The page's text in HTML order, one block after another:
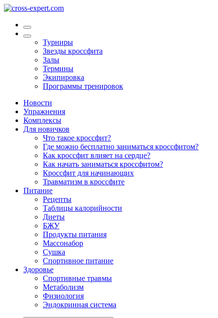
Турниры
Звезды кроссфита
Залы
Термины
Экипировка
Программы тренировок
Новости
Упражнения
Комплексы
Для новичков
Что такое кроссфит?
Где можно бесплатно заниматься кроссфитом?
Как кроссфит влияет на сердце?
Как начать заниматься кроссфитом?
Кроссфит для начинающих
Травматизм в кроссфите
Питание
Рецепты
Таблицы калорийности
Диеты
БЖУ
Продукты питания
Массонабор
Сушка
Спортивное питание
Здоровье
Спортивные травмы
Метаболизм
Физиология
Эндокринная система